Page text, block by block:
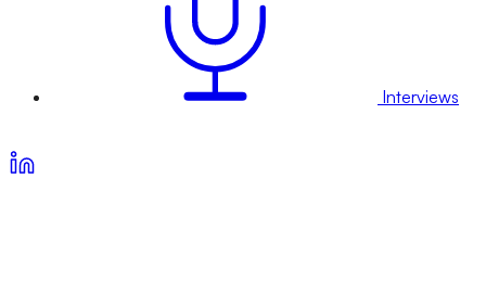
Interviews